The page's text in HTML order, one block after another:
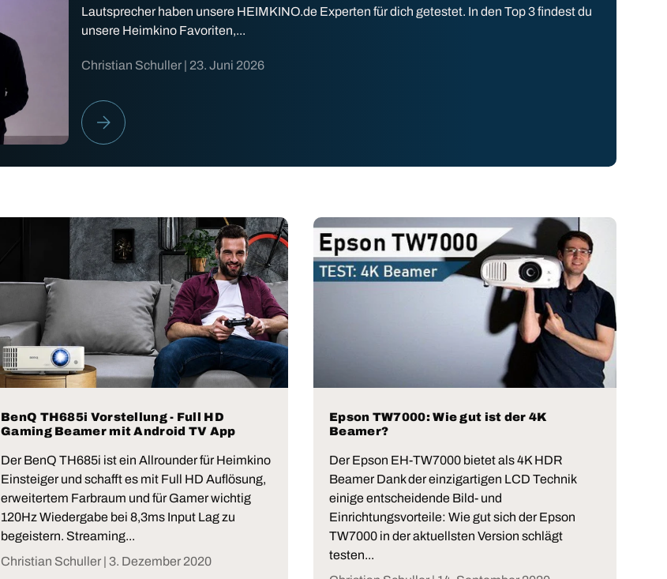
Lautsprecher haben unsere HEIMKINO.de Experten für dich getestet. In den Top 3 findest du
unsere Heimkino Favoriten,...
Christian Schuller | 23. Juni 2026
HEIMKINO BESTENLISTE 2026
BenQ TH685i Vorstellung - Full HD
Gaming Beamer mit Android TV App
Der BenQ TH685i ist ein Allrounder für Heimkino
Einsteiger und schafft es mit Full HD Auflösung,
erweitertem Farbraum und für Gamer wichtig
120Hz Wiedergabe bei 8,3ms Input Lag zu
begeistern. Streaming...
Christian Schuller | 3. Dezember 2020
Epson TW7000: Wie gut ist der 4K
Beamer?
Der Epson EH-TW7000 bietet als 4K HDR
Beamer Dank der einzigartigen LCD Technik
einige entscheidende Bild- und
Einrichtungsvorteile: Wie gut sich der Epson
TW7000 in der aktuellsten Version schlägt
testen...